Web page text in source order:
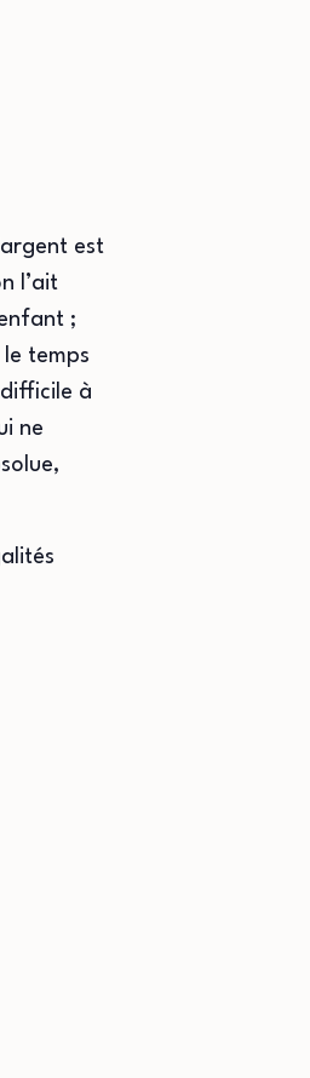
est
l’ait
;
temps
à
ne